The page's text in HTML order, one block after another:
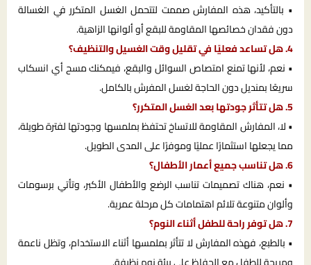
• بالتأكيد، هذه المفارش صممت لتتحمل الغسل المتكرر في الغسالة
دون فقدان خصائصها المقاومة للبقع أو ألوانها الزاهية.
4. هل تساعد فعليًا في تقليل وقت الغسيل والتنظيف؟
• نعم، لأنها تمنع امتصاص السوائل والبقع، فيمكنك مسح أي انسكاب
سريعًا بمنديل دون الحاجة لغسل المفرش بالكامل.
5. هل تتأثر جودتها بعد الغسل المتكرر؟
• لا، المفارش المقاومة للاتساخ تحتفظ بملمسها وجودتها لفترة طويلة،
مما يجعلها استثمارًا عمليًا وموفرًا على المدى الطويل.
6. هل تناسب جميع أعمار الأطفال؟
• نعم، هناك تصميمات تناسب الرضع والأطفال الأكبر، وتأتي برسومات
وألوان متنوعة تلائم اهتمامات كل مرحلة عمرية.
7. هل توفر راحة للطفل أثناء النوم؟
• بالطبع، فهذه المفارش لا تتأثر بملمسها أثناء الاستخدام، وتظل ناعمة